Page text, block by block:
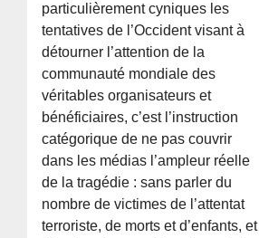
particulièrement cyniques les
tentatives de l’Occident visant à
détourner l’attention de la
communauté mondiale des
véritables organisateurs et
bénéficiaires, c’est l’instruction
catégorique de ne pas couvrir
dans les médias l’ampleur réelle
de la tragédie : sans parler du
nombre de victimes de l’attentat
terroriste, de morts et d’enfants, et